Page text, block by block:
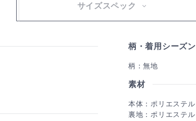
サイズスペック
柄・着用シーズン
柄：無地
素材
本体：ポリエステル
裏地：ポリエステル